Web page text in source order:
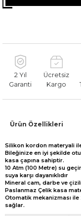
2 Yıl
Garanti
Ücretsiz
Kargo
Ürün Özellikleri
Silikon kordon materyali
Bileğinize en iyi şekilde
kasa çapına sahiptir.
10 Atm (100 Metre) su
suya karşı dayanıklıdır
Mineral cam, darbe ve
Paslanmaz Çelik kasa
Otomatik mekanizması
sağlar.